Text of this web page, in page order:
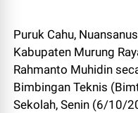
Puruk Cahu,
Kabupaten Murung
Rahmanto Muhidin
Bimbingan Teknis
Sekolah, Senin (6/10/